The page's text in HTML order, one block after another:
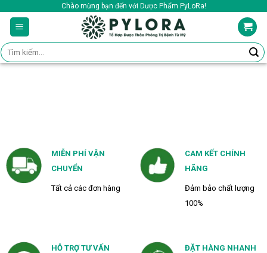
content
Chào mừng bạn đến với Dược Phẩm PyLoRa!
Tìm
kiếm:
MIỄN PHÍ VẬN
CHUYỂN
Tất cả các đơn hàng
CAM KẾT CHÍNH
HÃNG
Đảm bảo chất lượng
100%
HỖ TRỢ TƯ VẤN ĐẶT HÀNG NHANH